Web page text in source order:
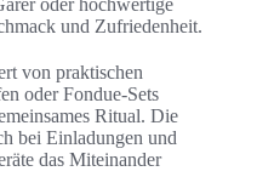
oder hochwertige
und Zufriedenheit.
von praktischen
oder Fondue-Sets
Ritual. Die
bei Einladungen und
das Miteinander